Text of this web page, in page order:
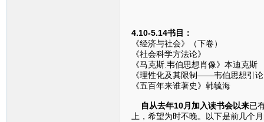
4.10-5.14书目：
《经济与社会》（下卷）
《社会科学方法论》
《马克斯.韦伯思想肖像》本迪克斯
《理性化及其限制——韦伯思想引
《五百年来谁著史》韩毓海
自从去年10月加入读书会以来已
上，希望为时不晚。以下是前几个